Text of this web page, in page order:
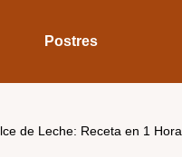
Postres
de Leche: Receta en 1 Hora